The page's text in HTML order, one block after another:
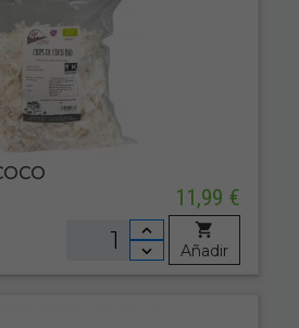
11,99 €
Añadir